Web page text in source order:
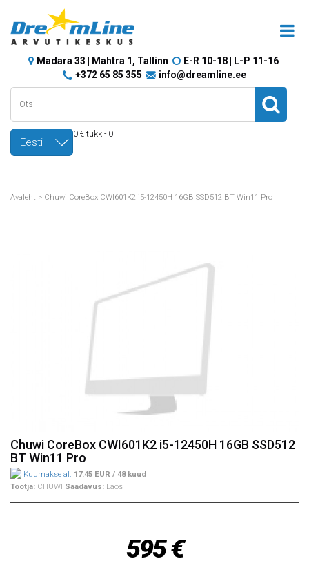
Madara 33 | Mahtra 1, Tallinn
E-R 10-18 | L-P 11-16
+372 65 85 355
info@dreamline.ee
Eesti
0 € tükk - 0
Avaleht > Chuwi CoreBox CWI601K2 i5-12450H 16GB SSD512 BT Win11 Pro
Chuwi CoreBox CWI601K2 i5-12450H 16GB SSD512
BT Win11 Pro
Kuumakse al. 17.45 EUR / 48 kuud
Tootja: CHUWI Saadavus: Laos
595 €